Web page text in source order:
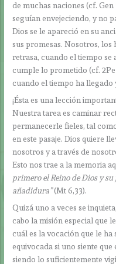
de muchas naciones (cf.
seguían envejeciendo, y no
Dios se le apareció en su
sus promesas. Nosotros, los
retrasa, cuando el tiempo se
cumple lo prometido (cf.
cuando el tiempo ha llegado
¡Ésta es una lección
Nuestra tarea es caminar
permanecerle fieles, tal
en este pasaje. Dios quiere
nosotros y a través de
Esto nos trae a la memoria
primero el Reino de Dios y
añadidura”(Mt 6,33).
Quizá uno a veces se
cabo la misión especial que
cuál es la vocación que le ha
equivocada si uno siente
siendo lo suficientemente